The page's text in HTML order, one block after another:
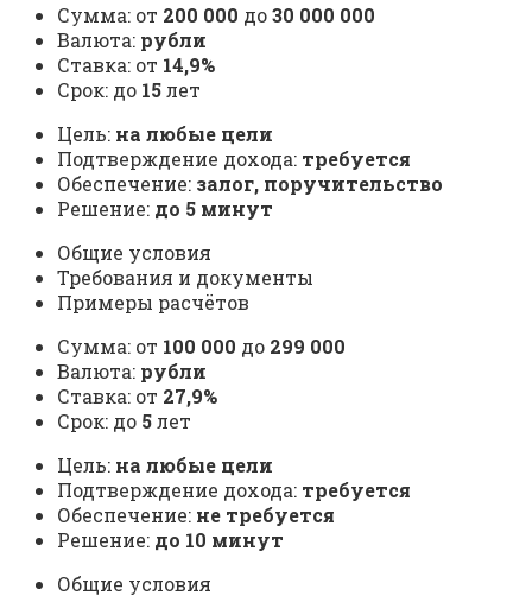
Сумма: от 200 000 до30 000 000
Валюта: рубли
Ставка: от 14,9%
Срок: до 15лет
Цель: на любые цели
Подтверждение дохода: требуется
Обеспечение: залог, поручительство
Решение: до 5 минут
Общие условия
Требования и документы
Примеры расчётов
Сумма: от 100 000 до 299 000
Валюта: рубли
Ставка: от 27,9%
Срок: до 5лет
Цель: на любые цели
Подтверждение дохода: требуется
Обеспечение: не требуется
Решение: до 10 минут
Общие условия